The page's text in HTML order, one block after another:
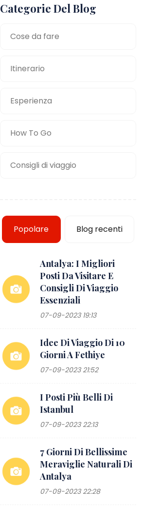
Categorie Del Blog
Cose da fare
Itinerario
Esperienza
How To Go
Consigli di viaggio
Popolare Blog recenti
Antalya: I Migliori
Posti Da Visitare E
Consigli Di Viaggio
Essenziali
07-09-2023 19:13
Idee Di Viaggio Di 10
Giorni A Fethiye
07-09-2023 21:52
I Posti Più Belli Di
Istanbul
07-09-2023 22:13
7 Giorni Di Bellissime
Meraviglie Naturali Di
Antalya
07-09-2023 22:28